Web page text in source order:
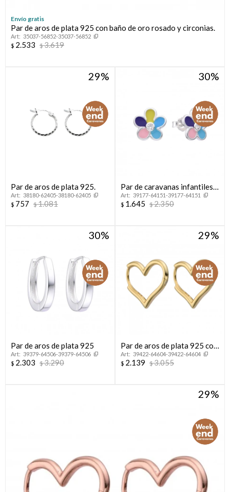
Envío gratis
Par de aros de plata 925 con baño de oro rosado y circonias.
35037-56852-35037-56852
$ 2.533 $3.619
29
Par de aros de plata 925.
38180-62405-38180-62405
$ 757 $1.081
30
Par de caravanas infantiles
en plata 925, FLOR.
39177-64151-39177-64151
$ 1.645 $2.350
30
Par de aros de plata 925
39379-64506-39379-64506
$ 2.303 $3.290
29
Par de aros de plata 925 con
baño de oro amarillo,
CORAZON.
39422-64604-39422-64604
$ 2.139 $3.055
29